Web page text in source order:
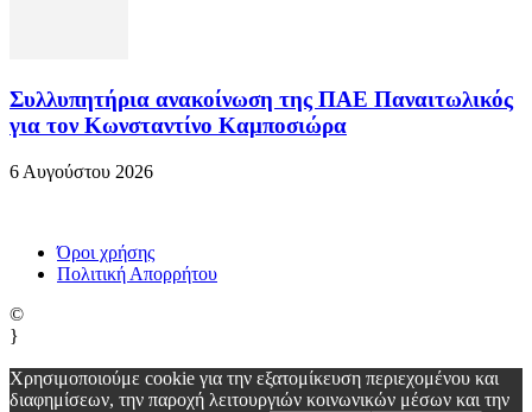
Συλλυπητήρια ανακοίνωση της ΠΑΕ Παναιτωλικός
για τον Κωνσταντίνο Καμποσιώρα
6 Αυγούστου 2026
Όροι χρήσης
Πολιτική Απορρήτου
©
}
Χρησιμοποιούμε cookie για την εξατομίκευση περιεχομένου και
διαφημίσεων, την παροχή λειτουργιών κοινωνικών μέσων και την